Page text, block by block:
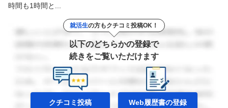
時間も1時間と...
就活生の方もクチコミ投稿OK！
以下のどちらかの登録で
続きをご覧いただけます
クチコミ投稿 Web履歴書の登録